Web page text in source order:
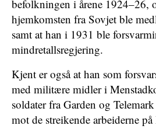
befolkningen i årene 1924–26,
hjemkomsten fra Sovjet ble
samt at han i 1931 ble
mindretallsregjering.
Kjent er også at han som
med militære midler i
soldater fra Garden og
mot de streikende arbeiderne